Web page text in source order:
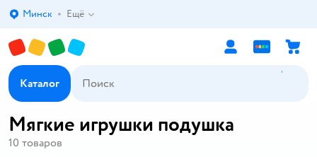
Выбор адреса доставки.
Минск Ещё
Каталог
Мягкие игрушки подушка
10 товаров